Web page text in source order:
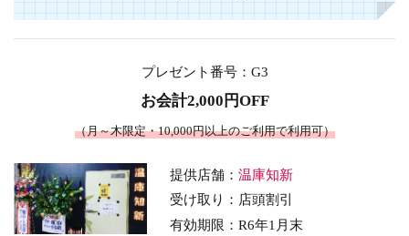
プレゼント番号：G3
お会計2,000円OFF
（月～木限定・10,000円以上のご利用で利用可）
提供店舗：温庫知新
受け取り：店頭割引
有効期限：R6年1月末